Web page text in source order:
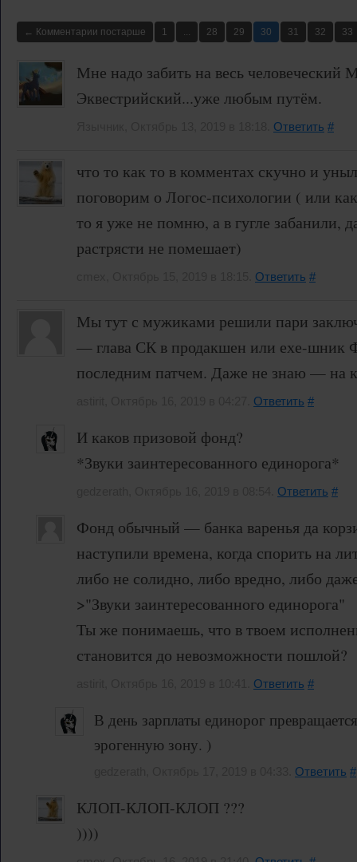
← Комментарии постарше 1 28 29 30 31 32 33
Мне надо забить на весь человеческий
Эквестрийский...уже любым путём.
Ответить #
что то как то в комментах скучно и
поговорим о Логос-психологии ( или
то я уже не помню, а в гугле забанили,
растрясти не помешает)
Ответить #
Мы тут с мужиками решили пари
— глава СК в продакшен или ехе-шник
последним патчем. Даже не знаю — на
Ответить #
И каков призовой фонд?
*Звуки заинтересованного единорога*
Ответить #
Фонд обычный — банка варенья да
наступили времена, когда спорить на
либо не солидно, либо вредно, либо
>"Звуки заинтересованного единорога"
Ты же понимаешь, что в твоем
становится до невозможности пошлой?
Ответить #
В день зарплаты единорог
эрогенную зону. )
Ответить #
КЛОП-КЛОП-КЛОП ???
))))